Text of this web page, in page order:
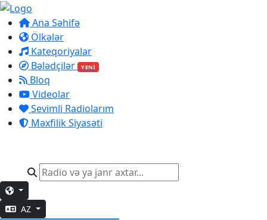
Ana Səhifə
Ölkələr
Kateqoriyalar
Bələdçilər
YENİ
Bloq
Videolar
Sevimli Radiolarım
Məxfilik Siyasəti
AZ